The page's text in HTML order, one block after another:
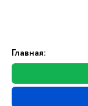
Главная: